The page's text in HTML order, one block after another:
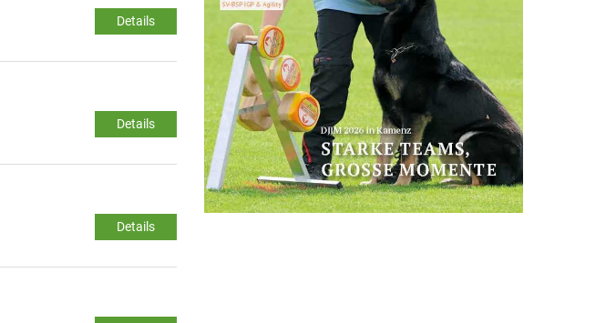
Details
Details
Details